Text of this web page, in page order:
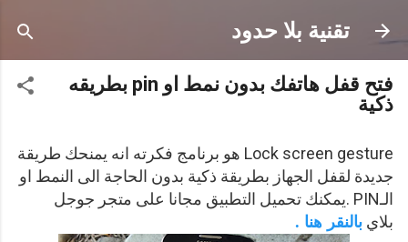
التخطي إلى المحتوى الرئيسيتقنية بلا حدود
فتح قفل هاتفك بدون نمط او pin بطريقه
ذكية
Lock screen gesture هو برنامج فكرته انه يمنحك طريقة
جديدة لقفل الجهاز بطريقة ذكية بدون الحاجة الى النمط او
الـPIN .يمكنك تحميل التطبيق مجانا على متجر جوجل
بلاي بالنقر هنا .